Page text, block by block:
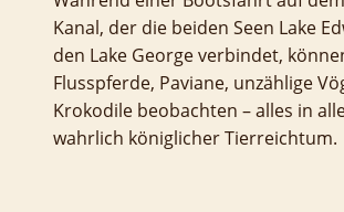
Kanal, der die beiden Seen Lake
den Lake George verbindet,
Flusspferde, Paviane, unzählige
Krokodile beobachten – alles in
wahrlich königlicher Tierreichtum.